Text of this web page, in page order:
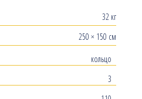
32 кг
250 × 150 см
кольцо
3